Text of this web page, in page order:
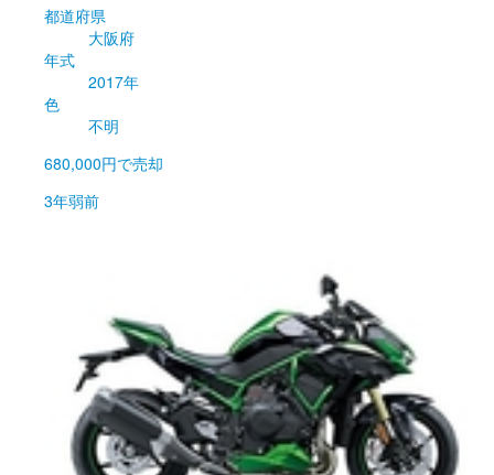
都道府県
大阪府
年式
2017年
色
不明
680,000円で売却
3年弱前